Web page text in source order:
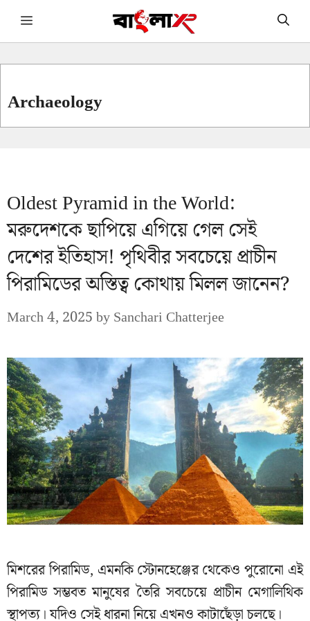
Skip Menu
Archaeology
Oldest Pyramid in the World:
মরুদেশকে ছাপিয়ে এগিয়ে গেল সেই
দেশের ইতিহাস! পৃথিবীর সবচেয়ে প্রাচীন
পিরামিডের অস্তিত্ব কোথায় মিলল জানেন?
March 4, 2025bySanchari Chatterjee
মিশরের পিরামিড, এমনকি স্টোনহেঞ্জের থেকেও পুরোনো এই
পিরামিড সম্ভবত মানুষের তৈরি সবচেয়ে প্রাচীন মেগালিথিক
স্থাপত্য। যদিও সেই ধারনা নিয়ে এখনও কাটাছেঁড়া চলছে।